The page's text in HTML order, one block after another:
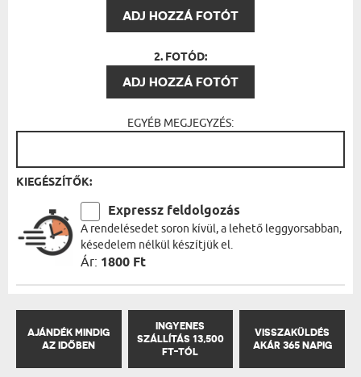
ADJ HOZZÁ FOTÓT
2. FOTÓD:
ADJ HOZZÁ FOTÓT
EGYÉB MEGJEGYZÉS:
KIEGÉSZÍTŐK:
Expressz feldolgozás
A rendelésedet soron kívül, a lehető leggyorsabban,
késedelem nélkül készítjük el.
Ár: 1800 Ft
AJÁNDÉK MINDIG
AZ IDŐBEN
INGYENES
SZÁLLÍTÁS 13,500
FT-TÓL
VISSZAKÜLDÉS
AKÁR 365 NAPIG